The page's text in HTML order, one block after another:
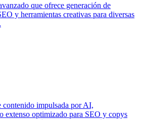
que ofrece generación de
y herramientas creativas para diversas
contenido impulsada por AI,
extenso optimizado para SEO y copys